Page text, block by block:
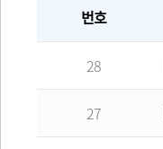
번호
28
27